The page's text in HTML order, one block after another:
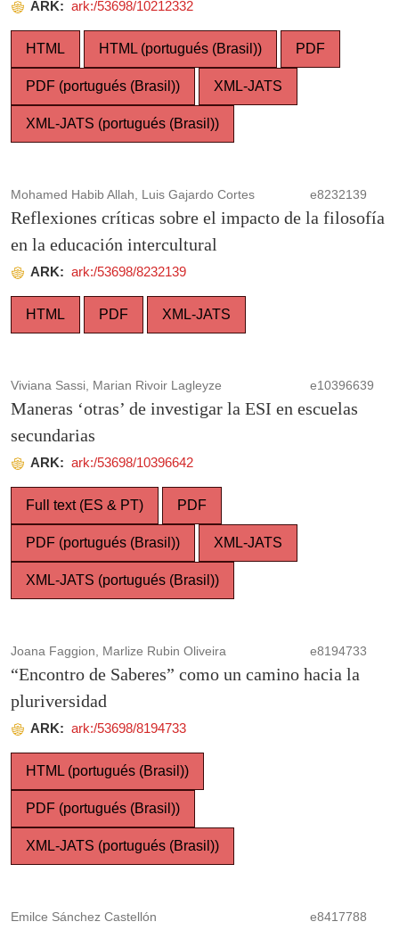
ARK: ark:/53698/10212332
HTML HTML (portugués (Brasil)) PDF
PDF (portugués (Brasil)) XML-JATS
XML-JATS (portugués (Brasil))
Mohamed Habib Allah, Luis Gajardo Cortes e8232139
Reflexiones críticas sobre el impacto de la filosofía
en la educación intercultural
ARK: ark:/53698/8232139
HTML PDF XML-JATS
Viviana Sassi, Marian Rivoir Lagleyze e10396639
Maneras ‘otras’ de investigar la ESI en escuelas
secundarias
ARK: ark:/53698/10396642
Full text (ES & PT) PDF
PDF (portugués (Brasil)) XML-JATS
XML-JATS (portugués (Brasil))
Joana Faggion, Marlize Rubin Oliveira e8194733
“Encontro de Saberes” como un camino hacia la
pluriversidad
ARK: ark:/53698/8194733
HTML (portugués (Brasil))
PDF (portugués (Brasil))
XML-JATS (portugués (Brasil))
Emilce Sánchez Castellón e8417788